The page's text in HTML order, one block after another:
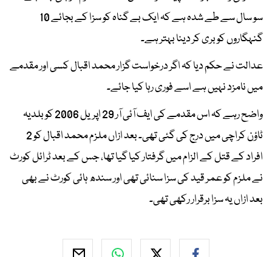
سو سال سے طے شدہ ہے کہ ایک بے گناہ کو سزا کے بجائے 10
گنہگاروں کو بری کر دینا بہتر ہے۔
عدالت نے حکم دیا کہ اگر درخواست گزار محمد اقبال کسی اور مقدمے
میں نامزد نہیں ہے اسے فوری رہا کیا جائے۔
واضح رہے کہ اس مقدمے کی ایف آئی آر 29 اپریل 2006 کو بلدیہ
ٹاؤن کراچی میں درج کی گئی تھی۔ بعد ازاں ملزم محمد اقبال کو 2
افراد کے قتل کے الزام میں گرفتار کیا گیا تھا، جس کے بعد ٹرائل کورٹ
نے ملزم کو عمر قید کی سزا سنائی تھی اور سندھ ہائی کورٹ نے بھی
بعد ازاں یہ سزا برقرار رکھی تھی۔